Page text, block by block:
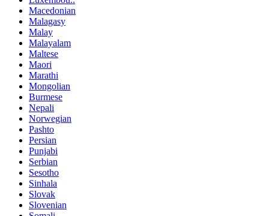
Macedonian
Malagasy
Malay
Malayalam
Maltese
Maori
Marathi
Mongolian
Burmese
Nepali
Norwegian
Pashto
Persian
Punjabi
Serbian
Sesotho
Sinhala
Slovak
Slovenian